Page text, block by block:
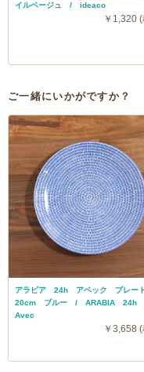
イルベージュ / ideaco
￥1,320
ご一緒にいかがですか？
アラビア 24h アベック プレー
20cm ブルー / ARABIA 24h
Avec
￥3,658